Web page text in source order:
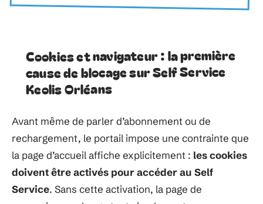
Cookies et navigateur : la première
cause de blocage sur Self Service
Keolis Orléans
Avant même de parler d’abonnement ou de
rechargement, le portail impose une contrainte que
la page d’accueil affiche explicitement : les cookies
doivent être activés pour accéder au Self
Service. Sans cette activation, la page de